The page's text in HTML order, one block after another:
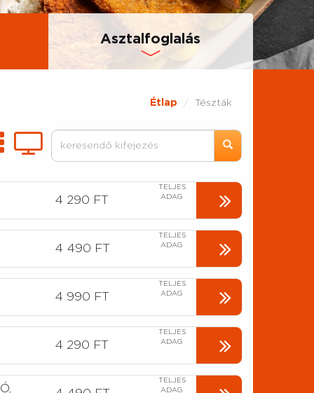
Asztalfoglalás
Étlap Tészták
4 290 FT
TELJES
ADAG
4 490 FT
TELJES
ADAG
4 990 FT
TELJES
ADAG
4 290 FT
TELJES
ADAG
TELJES
ADAG